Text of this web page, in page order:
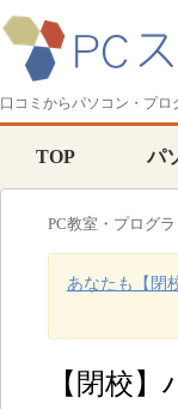
口コミからパソコン・プ
TOP パ
PC教室・プログ
あなたも【閉
【閉校